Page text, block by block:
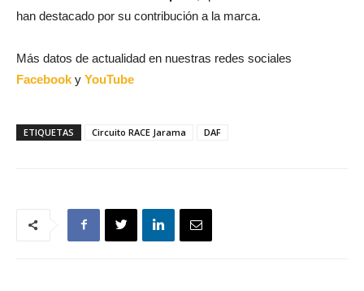
han destacado por su contribución a la marca.
Más datos de actualidad en nuestras redes sociales
Facebook y YouTube
ETIQUETAS Circuito RACE Jarama DAF